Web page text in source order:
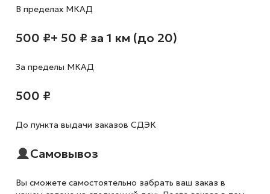
В пределах МКАД
500 ₽+ 50 ₽ за 1 км (до 20)
За пределы МКАД
500 ₽
До пункта выдачи заказов СДЭК
Самовывоз
Вы сможете самостоятельно забрать ваш заказ в